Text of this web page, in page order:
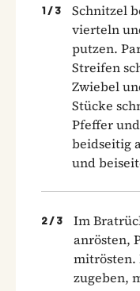
1 / 3
Schnitzel
vierteln
putzen.
Streifen
Zwiebel
Stücke
Pfeffer
beidseitig
und
2 / 3
Im
anrösten,
mitrösten.
zugeben,